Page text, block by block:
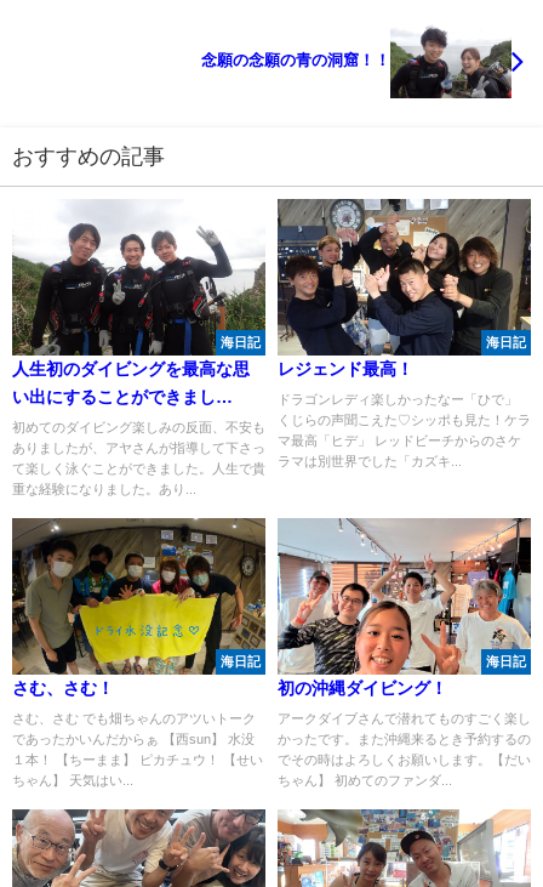
念願の念願の青の洞窟！！
おすすめの記事
海日記
人生初のダイビングを最高な思
い出にすることができまし
た！！
初めてのダイビング楽しみの反面、不安も
ありましたが、アヤさんが指導して下さっ
て楽しく泳ぐことができました。人生で貴
重な経験になりました。あり...
海日記
レジェンド最高！
ドラゴンレディ楽しかったなー「ひで」
くじらの声聞こえた♡シッポも見た！ケラ
マ最高「ヒデ」 レッドビーチからのさケ
ラマは別世界でした「カズキ...
海日記
さむ、さむ！
さむ、さむ でも畑ちゃんのアツいトーク
であったかいんだからぁ 【西sun】 水没
１本！ 【ちーまま】 ピカチュウ！ 【せい
ちゃん】 天気はい...
海日記
初の沖縄ダイビング！
アークダイブさんで潜れてものすごく楽し
かったです。また沖縄来るとき予約するの
でその時はよろしくお願いします。【だい
ちゃん】 初めてのファンダ...